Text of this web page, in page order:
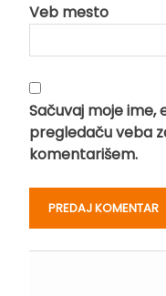
Veb mesto
Sačuvaj moje
pregledaču veba
komentarišem.